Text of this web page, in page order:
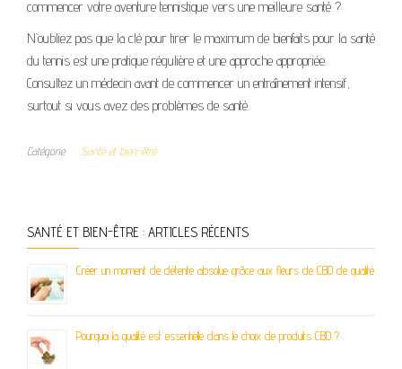
commencer votre aventure tennistique vers une meilleure santé ?
N’oubliez pas que la clé pour tirer le maximum de bienfaits pour la santé
du tennis est une pratique régulière et une approche appropriée.
Consultez un médecin avant de commencer un entraînement intensif,
surtout si vous avez des problèmes de santé.
Catégorie Santé et bien-être
SANTÉ ET BIEN-ÊTRE : ARTICLES RÉCENTS
Créer un moment de détente absolue grâce aux fleurs de CBD de qualité
Pourquoi la qualité est essentielle dans le choix de produits CBD ?